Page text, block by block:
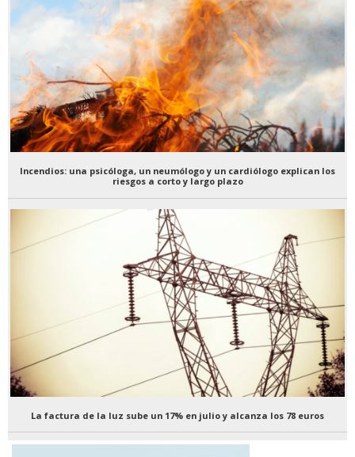
Incendios: una psicóloga, un neumólogo y un cardiólogo explican los
riesgos a corto y largo plazo
La factura de la luz sube un 17% en julio y alcanza los 78 euros